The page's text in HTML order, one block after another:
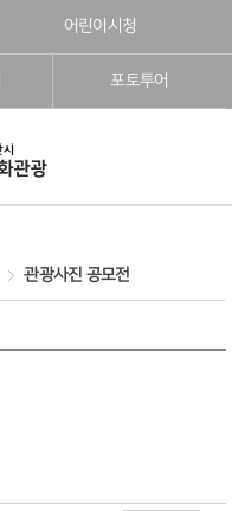
어린이시청
포토투어
관광사진 공모전